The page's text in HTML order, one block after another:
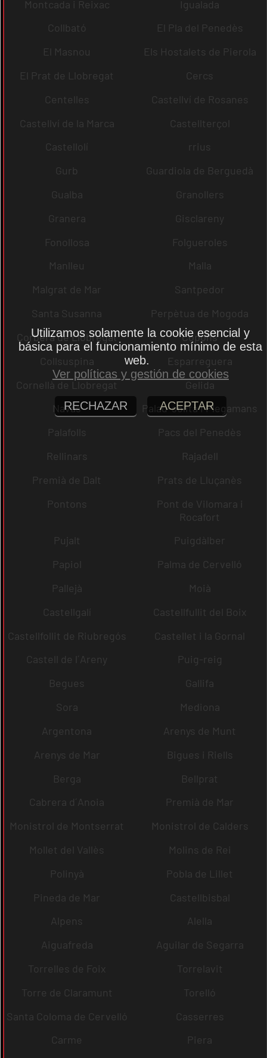
Montcada i Reixac
Igualada
Collbató
El Pla del Penedès
El Masnou
Els Hostalets de Pierola
El Prat de Llobregat
Cercs
Centelles
Castellví de Rosanes
Castellví de la Marca
Castellterçol
Castellolí
rrius
Gurb
Guardiola de Berguedà
Gualba
Granollers
Granera
Gisclareny
Fonollosa
Folgueroles
Manlleu
Malla
Malgrat de Mar
Santpedor
Santa Susanna
Perpètua de Mogoda
Corbera de Llobregat
Copons
Collsuspina
Esparreguera
Cornellà de Llobregat
Gelida
Navas
Palau-solità i Plegamans
Palafolls
Pacs del Penedès
Rellinars
Rajadell
Premià de Dalt
Prats de Lluçanès
Pontons
Pont de Vilomara i
Rocafort
Pujalt
Puigdàlber
Papiol
Palma de Cervelló
Pallejà
Moià
Castellgalí
Castellfullit del Boix
Castellfollit de Riubregós
Castellet i la Gornal
Castell de l´Areny
Puig-reig
Begues
Gallifa
Sora
Mediona
Argentona
Arenys de Munt
Arenys de Mar
Bigues i Riells
Berga
Bellprat
Cabrera d´Anoia
Premià de Mar
Monistrol de Montserrat
Monistrol de Calders
Mollet del Vallès
Molins de Rei
Polinyà
Pobla de Lillet
Pineda de Mar
Castellbisbal
Alpens
Alella
Aiguafreda
Aguilar de Segarra
Torrelles de Foix
Torrelavit
Torre de Claramunt
Torelló
Santa Coloma de Cervelló
Casserres
Carme
Piera
Utilizamos solamente la cookie esencial y
básica para el funcionamiento mínimo de esta
web.
Ver políticas y gestión de cookies
RECHAZAR ACEPTAR